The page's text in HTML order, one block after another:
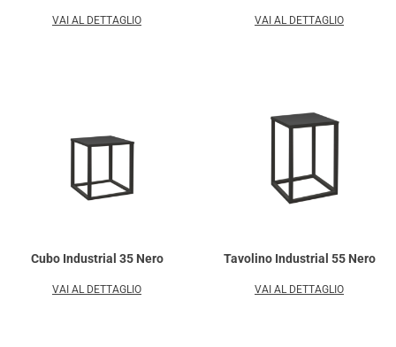
VAI AL DETTAGLIO VAI AL DETTAGLIO
Cubo Industrial 35 Nero
VAI AL DETTAGLIO
Tavolino Industrial 55 Nero
VAI AL DETTAGLIO